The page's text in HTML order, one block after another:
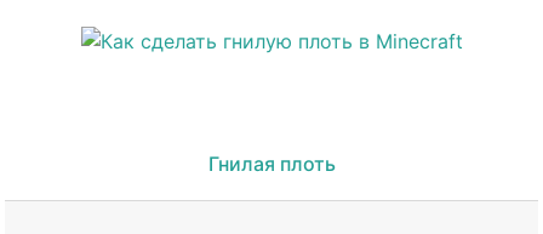
Гнилая плоть